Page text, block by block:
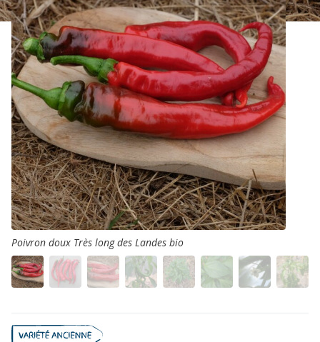
Poivron doux Très long des Landes bio